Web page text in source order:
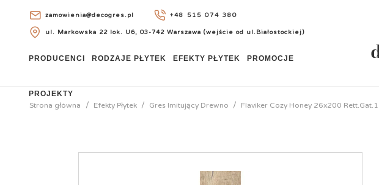
zamowienia@decogres.pl +48 515 074 380
ul. Markowska 22 lok. U6, 03-742 Warszawa (wejście od ul.Białostockiej)
PRODUCENCI RODZAJE PŁYTEK EFEKTY PŁYTEK PROMOCJE
PROJEKTY
Strona główna
Efekty Płytek Gres Imitujący Drewno Flaviker Cozy Honey 26x200 Rett.Gat.1